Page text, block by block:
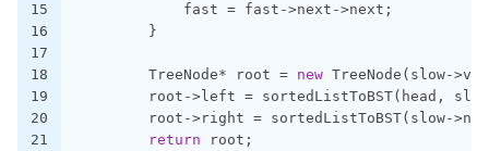
15
16
17
18
19
20
21
            fast = fast->next->next;
        }
        TreeNode* root =
new TreeNode(slow-
root->left = sortedListToBST(head,
root->right = sortedListToBST(slow-
return root;